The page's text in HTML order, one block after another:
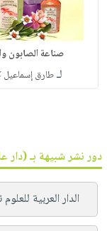
صناعة الصابون
لـطارق إسماعيل
دور نشر شبيهة بـ (دار
الدار العربية